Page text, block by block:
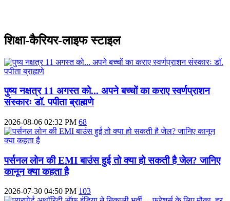
शिक्षा-कैरियर-लाइफ स्टाइल
पुष्य नक्षत्र 11 अगस्त को... अपने बच्चों का कराए स्वर्णप्राशन
संस्कारः डॉ. पपीता ब्राह्मणे
2026-08-06 02:32 PM 68
पर्सनल लोन की EMI बाउंस हुई तो क्या हो सकती है जेल? जानिए
कानून क्या कहता है
2026-07-30 04:50 PM 103